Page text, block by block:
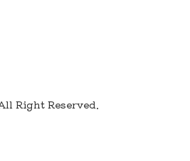
Right Reserved.